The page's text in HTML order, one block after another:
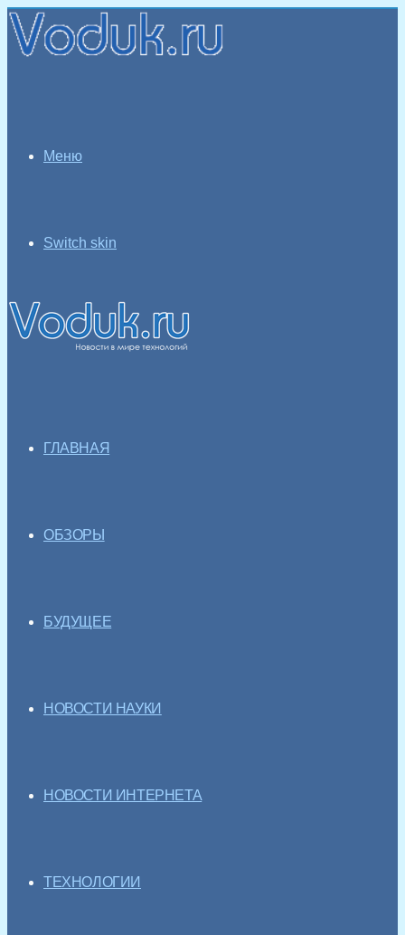
Меню
Switch skin
ГЛАВНАЯ
ОБЗОРЫ
БУДУЩЕЕ
НОВОСТИ НАУКИ
НОВОСТИ ИНТЕРНЕТА
ТЕХНОЛОГИИ